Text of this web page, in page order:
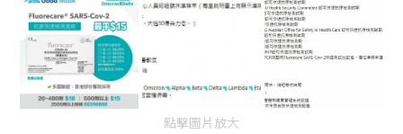
點擊圖片放大